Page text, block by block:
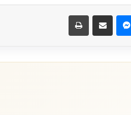
ماسنجر مشاركة عبر البريد طباعة